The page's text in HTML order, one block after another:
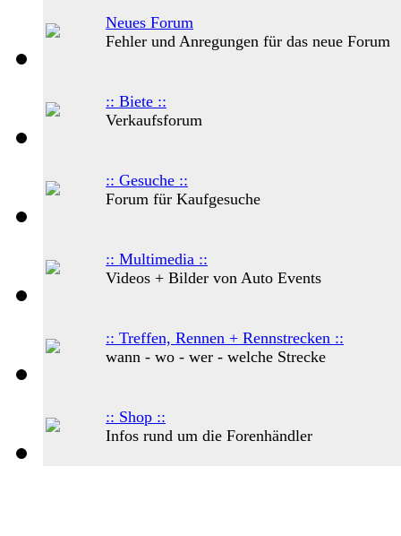
Neues Forum
Fehler und Anregungen für das neue Forum
:: Biete ::
Verkaufsforum
:: Gesuche ::
Forum für Kaufgesuche
:: Multimedia ::
Videos + Bilder von Auto Events
:: Treffen, Rennen + Rennstrecken ::
wann - wo - wer - welche Strecke
:: Shop ::
Infos rund um die Forenhändler